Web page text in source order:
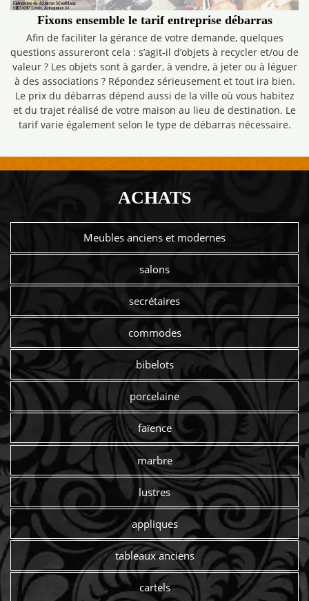
Fixons ensemble le tarif entreprise débarras
Afin de faciliter la gérance de votre demande, quelques
questions assureront cela : s’agit-il d’objets à recycler et/ou de
valeur ? Les objets sont à garder, à vendre, à jeter ou à léguer
à des associations ? Répondez sérieusement et tout ira bien.
Le prix du débarras dépend aussi de la ville où vous habitez
et du trajet réalisé de votre maison au lieu de destination. Le
tarif varie également selon le type de débarras nécessaire.
ACHATS
Meubles anciens et modernes
salons
secrétaires
commodes
bibelots
porcelaine
faïence
marbre
lustres
appliques
tableaux anciens
cartels